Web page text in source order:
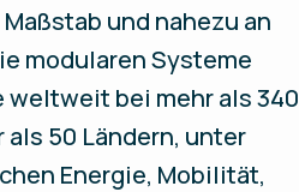
und nahezu an
modularen Systeme
bei mehr als 340
50 Ländern, unter
Energie, Mobilität,